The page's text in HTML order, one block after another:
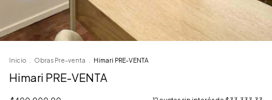
Inicio . Obras Pre-venta . Himari PRE-VENTA
Himari PRE-VENTA